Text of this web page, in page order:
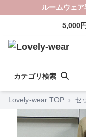
ルームウェ
5,000
カテゴリ検索
Lovely-wear TOP › セ